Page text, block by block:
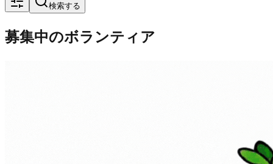
検索する
募集中のボランティア